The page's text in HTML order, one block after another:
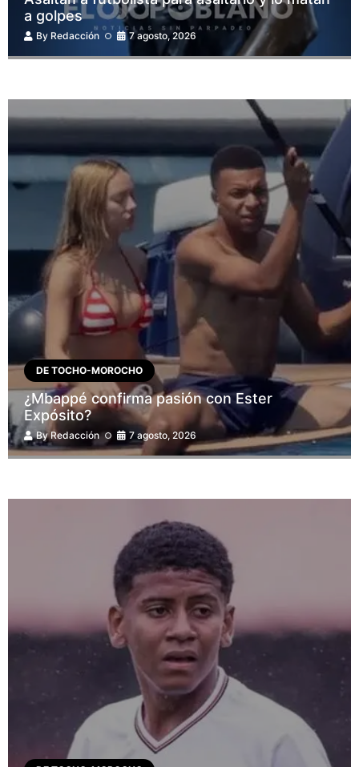
a golpes
By Redacción 7 agosto, 2026
DE TOCHO-MOROCHO
¿Mbappé confirma pasión con Ester
Expósito?
ByRedacción 7 agosto, 2026